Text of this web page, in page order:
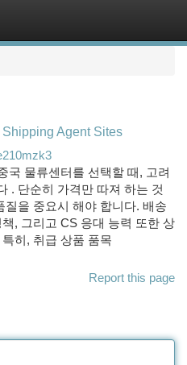
Agent Sites
국 물류센터를 선택할 때, 고려
. 단순히 가격만 따져 하는 것
을 중요시 해야 합니다. 배송
, 그리고 CS 응대 능력 또한 상
히, 취급 상품 품목
Report this page